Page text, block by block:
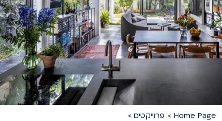
Home
פרוייקטים